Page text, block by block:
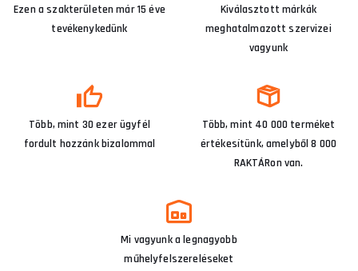
Ezen a szakterületen már 15 éve
tevékenykedünk
Kiválasztott márkák
meghatalmazott szervizei
vagyunk
Több, mint 30 ezer ügyfél
fordult hozzánk bizalommal
Több, mint 40 000 terméket
értékesítünk, amelyből 8 000
RAKTÁRon van.
Mi vagyunk a legnagyobb
műhelyfelszereléseket